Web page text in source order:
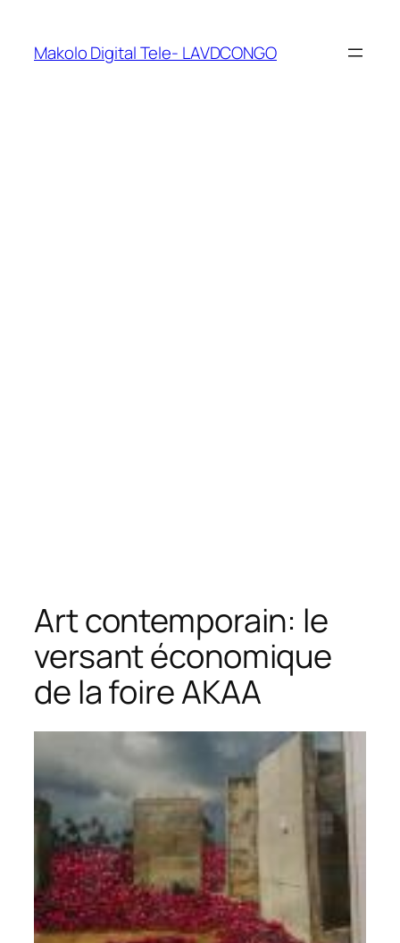
Makolo Digital Tele- LAVDCONGO
Art contemporain: le
versant économique
de la foire AKAA